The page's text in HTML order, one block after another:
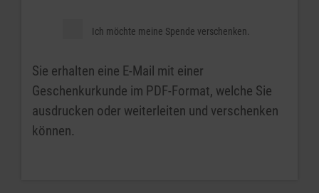
Ich möchte meine Spende verschenken.
Sie erhalten eine E-Mail mit einer
Geschenkurkunde im PDF-Format, welche Sie
ausdrucken oder weiterleiten und verschenken
können.